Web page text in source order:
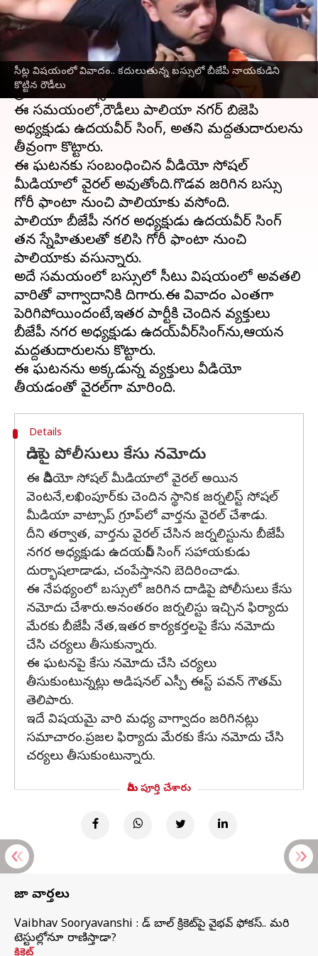
సీట్ల విషయంలో వివాదం.. కదులుతున్న బస్సులో బీజేపీ నాయకుడిని
కొట్టిన రౌడీలు
వ్రాసిన వారు Sirish Praharaju May 22, 2024 08:48 am
ఈ వార్తాకథనం ఏంటి
ఉత్తర్‌ప్రదేశ్'లోని లఖింపూర్ ఖేరీలోని పాలియా
ప్రాంతంలో బస్సులో సీటు గురించి వివాదం జరిగింది.
ఈ సమయంలో,రౌడీలు పాలియా నగర్ బిజెపి
అధ్యక్షుడు ఉదయవీర్ సింగ్, అతని మద్దతుదారులను
తీవ్రంగా కొట్టారు.
ఈ ఘటనకు సంబంధించిన వీడియో సోషల్
మీడియాలో వైరల్ అవుతోంది.గొడవ జరిగిన బస్సు
గోరీ ఫాంటా నుంచి పాలియాకు వస్తోంది.
పాలియా బీజేపీ నగర అధ్యక్షుడు ఉదయవీర్ సింగ్
తన స్నేహితులతో కలిసి గోరీ ఫాంటా నుంచి
పాలియాకు వస్తున్నారు.
అదే సమయంలో బస్సులో సీటు విషయంలో అవతలి
వారితో వాగ్వాదానికి దిగారు.ఈ వివాదం ఎంతగా
పెరిగిపోయిందంటే,ఇతర పార్టీకి చెందిన వ్యక్తులు
బీజేపీ నగర అధ్యక్షుడు ఉదయ్‌వీర్‌సింగ్‌ను,ఆయన
మద్దతుదారులను కొట్టారు.
ఈ ఘటనను అక్కడున్న వ్యక్తులు వీడియో
Details
దాడిపై పోలీసులు కేసు నమోదు
ఈ వీడియో సోషల్ మీడియాలో వైరల్ అయిన
వెంటనే,లఖింపూర్‌కు చెందిన స్థానిక జర్నలిస్ట్ సోషల్
మీడియా వాట్సాప్ గ్రూప్‌లో వార్తను వైరల్ చేశాడు.
దీని తర్వాత, వార్తను వైరల్ చేసిన జర్నలిస్టును బీజేపీ
నగర అధ్యక్షుడు ఉదయవీర్ సింగ్ సహాయకుడు
దుర్భాషలాడాడు, చంపేస్తానని బెదిరించాడు.
ఈ నేపథ్యంలో బస్సులో జరిగిన దాడిపై పోలీసులు కేసు
నమోదు చేశారు.అనంతరం జర్నలిస్టు ఇచ్చిన ఫిర్యాదు
మేరకు బీజేపీ నేత,ఇతర కార్యకర్తలపై కేసు నమోదు
చేసి చర్యలు తీసుకున్నారు.
ఈ ఘటనపై కేసు నమోదు చేసి చర్యలు
తీసుకుంటున్నట్లు అడిషనల్ ఎస్పీ ఈస్ట్ పవన్ గౌతమ్
తెలిపారు.
ఇదే విషయమై వారి మధ్య వాగ్వాదం జరిగినట్లు
సమాచారం.ప్రజల ఫిర్యాదు మేరకు కేసు నమోదు చేసి
చర్యలు తీసుకుంటున్నారు.
మీరు పూర్తి చేశారు
తాజా వార్తలు
Vaibhav Sooryavanshi : రెడ్ బాల్ క్రికెట్‌పై వైభవ్ ఫోకస్.. మరి
టెస్టుల్లోనూ రాణిస్తాడా?